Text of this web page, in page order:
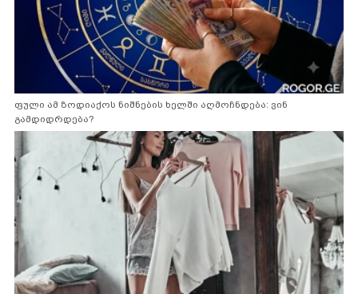
ფული ამ ზოდიაქოს ნიშნების ხელში აღმოჩნდება: ვინ
გამდიდრდება?